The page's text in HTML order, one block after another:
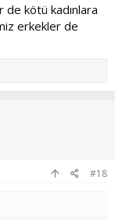
kötü kadınlara
erkekler de
#18